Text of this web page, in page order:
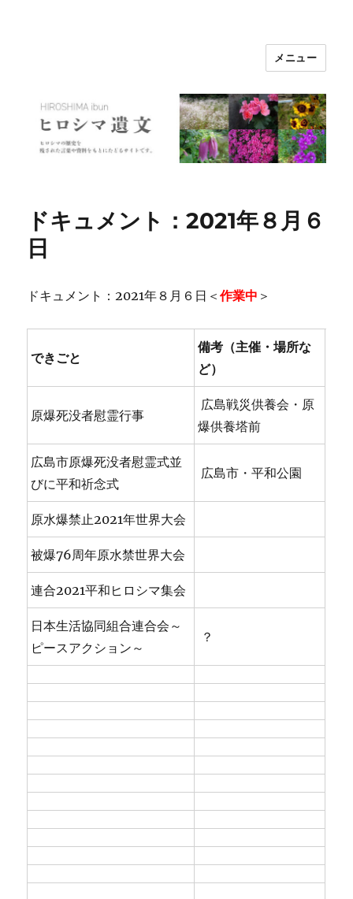
メニュー
ドキュメント：2021年８月６
日
ドキュメント：2021年８月６日＜作業中 ＞
できごと
備考（主催・場所な
ど）
原爆死没者慰霊行事
広島戦災供養会・原
爆供養塔前
広島市原爆死没者慰霊式並
びに平和祈念式
広島市・平和公園
原水爆禁止2021年世界大会
被爆76周年原水禁世界大会
連合2021平和ヒロシマ集会
日本生活協同組合連合会～
ピースアクション～
？